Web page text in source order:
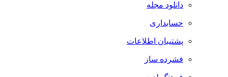
دانلود مجله
حسابداری
پشتیبان اطلاعات
فشرده ساز